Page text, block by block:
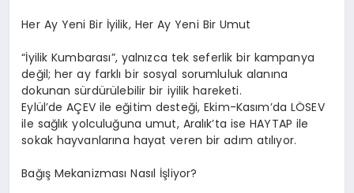
Her Ay Yeni Bir İyilik, Her Ay Yeni Bir Umut
“İyilik Kumbarası”, yalnızca tek seferlik bir kampanya
değil; her ay farklı bir sosyal sorumluluk alanına
dokunan sürdürülebilir bir iyilik hareketi.
Eylül’de AÇEV ile eğitim desteği, Ekim-Kasım’da LÖSEV
ile sağlık yolculuğuna umut, Aralık’ta ise HAYTAP ile
sokak hayvanlarına hayat veren bir adım atılıyor.
Bağış Mekanizması Nasıl İşliyor?